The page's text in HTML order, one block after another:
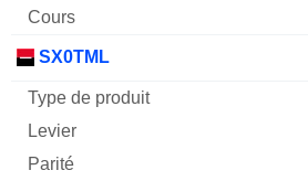
SX0TML